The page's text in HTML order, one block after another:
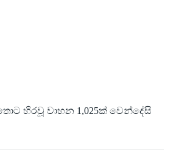
හිරවූ වාහන 1,025ක් වෙන්දේසි